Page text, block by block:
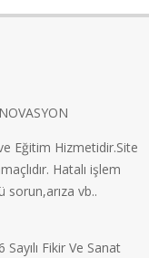
Eğitim Hizmetidir.Site
Hatalı işlem
vb..
Fikir Ve Sanat